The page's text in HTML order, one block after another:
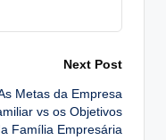
Next Post
Metas da Empresa
vs os Objetivos
Família Empresária